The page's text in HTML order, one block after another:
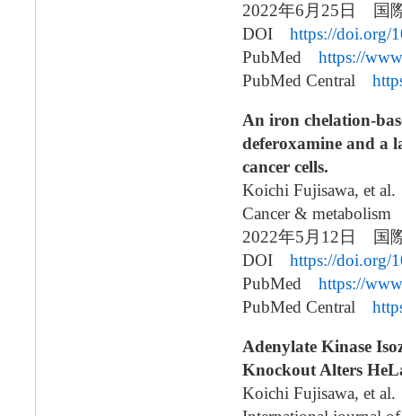
2022年6月25日 国
DOI https://doi.org/
PubMed https://
PubMed Central
An iron chelation-
deferoxamine and a
cancer cells.
Koichi Fujisawa, et al.
Cancer & metabolism
2022年5月12日 国
DOI https://doi.org/
PubMed https://
PubMed Central
Adenylate Kinase
Knockout Alters
Koichi Fujisawa, et al.